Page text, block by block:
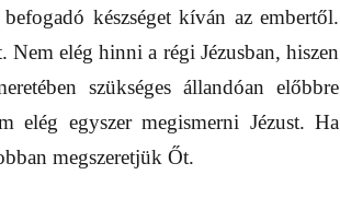
készséget kíván az embertől.
elég hinni a régi Jézusban, hiszen
szükséges állandóan előbbre
egyszer megismerni Jézust. Ha
megszeretjük Őt.